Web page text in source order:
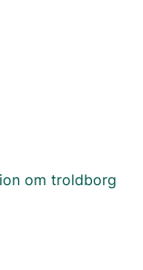
om troldborg